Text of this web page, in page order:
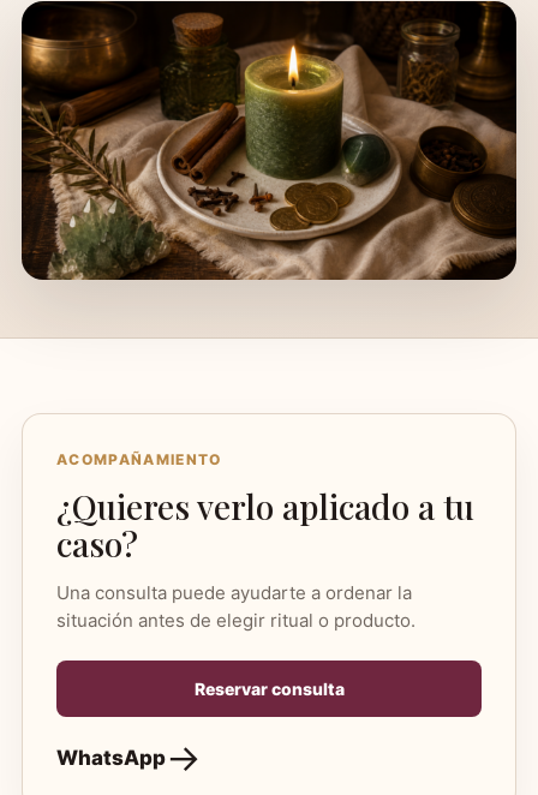
ACOMPAÑAMIENTO
¿Quieres verlo aplicado a tu
caso?
Una consulta puede ayudarte a ordenar la
situación antes de elegir ritual o producto.
Reservar consulta
WhatsApp